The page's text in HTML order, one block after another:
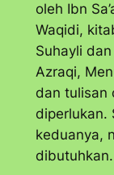
oleh Ibn
Waqidi,
Suhayli
Azraqi,
dan tulisan
diperlukan.
keduanya,